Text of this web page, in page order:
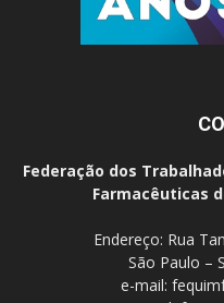
Federação dos
Farmacêuticas
Endereço: Rua
São Paulo –
e-mail: